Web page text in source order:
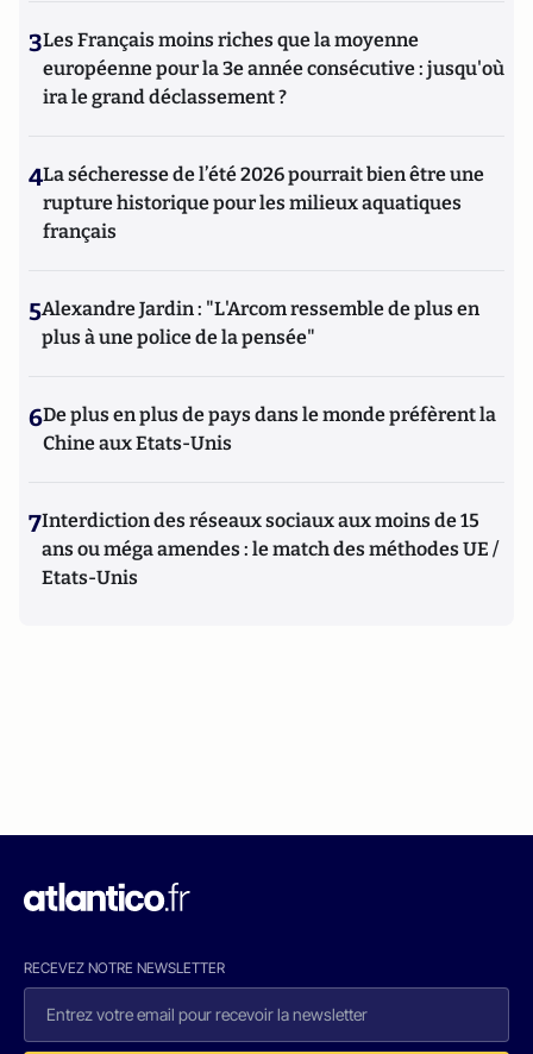
3Les Français moins riches que la moyenne
européenne pour la 3e année consécutive : jusqu'où
ira le grand déclassement ?
4La sécheresse de l’été 2026 pourrait bien être une
rupture historique pour les milieux aquatiques
français
5Alexandre Jardin : "L'Arcom ressemble de plus en
plus à une police de la pensée"
6De plus en plus de pays dans le monde préfèrent la
Chine aux Etats-Unis
7Interdiction des réseaux sociaux aux moins de 15
ans ou méga amendes : le match des méthodes UE /
Etats-Unis
RECEVEZ NOTRE NEWSLETTER